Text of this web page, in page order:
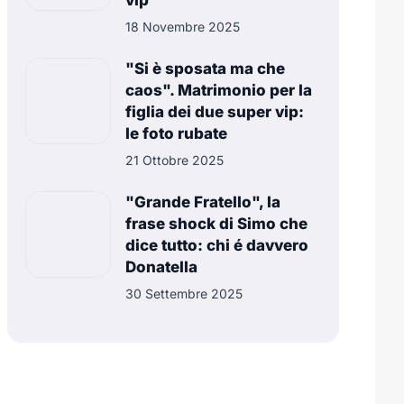
18 Novembre 2025
"Si è sposata ma che
caos". Matrimonio per la
figlia dei due super vip:
le foto rubate
21 Ottobre 2025
"Grande Fratello", la
frase shock di Simo che
dice tutto: chi é davvero
Donatella
30 Settembre 2025